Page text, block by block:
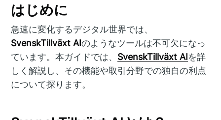
はじめに
急速に変化するデジタル世界では、
SvenskTillväxt AIのようなツールは不可欠になっ
ています。本ガイドでは、 SvenskTillväxt AIを詳
しく解説し、その機能や取引分野での独自の利点
について探ります。